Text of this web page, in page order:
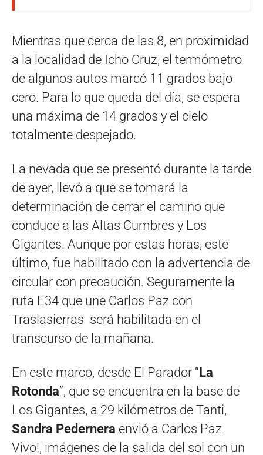
Mientras que cerca de las 8, en proximidad
a la localidad de Icho Cruz, el termómetro
de algunos autos marcó 11 grados bajo
cero. Para lo que queda del día, se espera
una máxima de 14 grados y el cielo
totalmente despejado.
La nevada que se presentó durante la tarde
de ayer, llevó a que se tomará la
determinación de cerrar el camino que
conduce a las Altas Cumbres y Los
Gigantes. Aunque por estas horas, este
último, fue habilitado con la advertencia de
circular con precaución. Seguramente la
ruta E34 que une Carlos Paz con
Traslasierras será habilitada en el
transcurso de la mañana.
En este marco, desde El Parador “La
Rotonda”, que se encuentra en la base de
Los Gigantes, a 29 kilómetros de Tanti,
Sandra Pedernera envió a Carlos Paz
Vivo!, imágenes de la salida del sol con un